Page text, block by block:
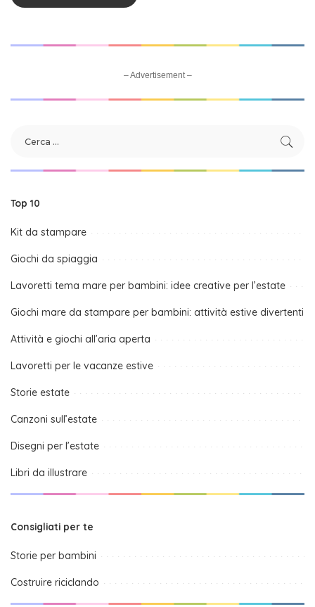
– Advertisement –
Top 10
Kit da stampare
Giochi da spiaggia
Lavoretti tema mare per bambini: idee creative per l’estate
Giochi mare da stampare per bambini: attività estive divertenti
Attività e giochi all’aria aperta
Lavoretti per le vacanze estive
Storie estate
Canzoni sull’estate
Disegni per l’estate
Libri da illustrare
Consigliati per te
Storie per bambini
Costruire riciclando